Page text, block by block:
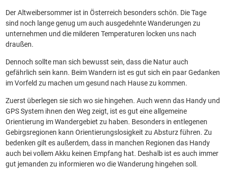
Der Altweibersommer ist in Österreich besonders schön. Die Tage
sind noch lange genug um auch ausgedehnte Wanderungen zu
unternehmen und die milderen Temperaturen locken uns nach
draußen.
Dennoch sollte man sich bewusst sein, dass die Natur auch
gefährlich sein kann. Beim Wandern ist es gut sich ein paar Gedanken
im Vorfeld zu machen um gesund nach Hause zu kommen.
Zuerst überlegen sie sich wo sie hingehen. Auch wenn das Handy und
GPS System ihnen den Weg zeigt, ist es gut eine allgemeine
Orientierung im Wandergebiet zu haben. Besonders in entlegenen
Gebirgsregionen kann Orientierungslosigkeit zu Absturz führen. Zu
bedenken gilt es außerdem, dass in manchen Regionen das Handy
auch bei vollem Akku keinen Empfang hat. Deshalb ist es auch immer
gut jemanden zu informieren wo die Wanderung hingehen soll.